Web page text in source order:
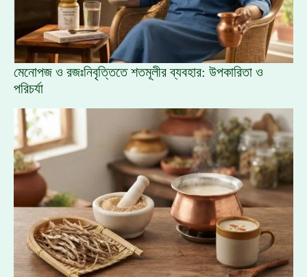
মেনোপজ ও রজঃনিবৃত্তিতে শতমূলীর ব্যবহার: উপকারিতা ও
পরিচর্যা